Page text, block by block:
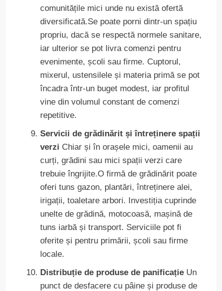
comunitățile mici unde nu există ofertă
diversificată.Se poate porni dintr-un spațiu
propriu, dacă se respectă normele sanitare,
iar ulterior se pot livra comenzi pentru
evenimente, școli sau firme. Cuptorul,
mixerul, ustensilele și materia primă se pot
încadra într-un buget modest, iar profitul
vine din volumul constant de comenzi
repetitive.
Servicii de grădinărit și întreținere spații
verzi Chiar și în orașele mici, oamenii au
curți, grădini sau mici spații verzi care
trebuie îngrijite.O firmă de grădinărit poate
oferi tuns gazon, plantări, întreținere alei,
irigații, toaletare arbori. Investiția cuprinde
unelte de grădină, motocoasă, mașină de
tuns iarbă și transport. Serviciile pot fi
oferite și pentru primării, școli sau firme
locale.
Distribuție de produse de panificațieUn
punct de desfacere cu pâine și produse de